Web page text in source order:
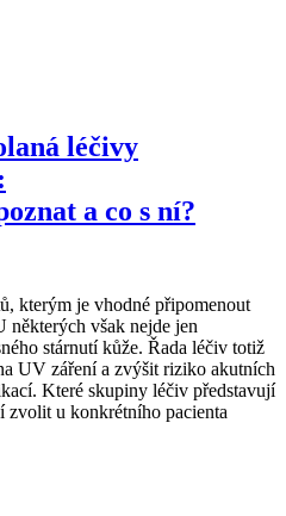
léčivy
a co s ní?
kterým je vhodné připomenout
některých však nejde jen
stárnutí kůže. Řada léčiv totiž
UV záření a zvýšit riziko akutních
Které skupiny léčiv představují
zvolit u konkrétního pacienta